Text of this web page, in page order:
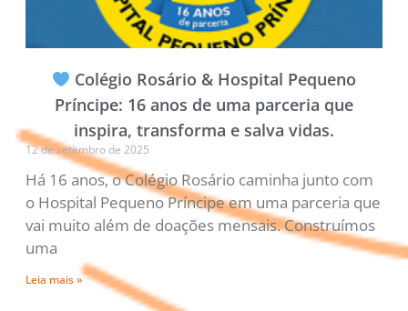
Colégio Rosário & Hospital Pequeno
Príncipe: 16 anos de uma parceria que
inspira, transforma e salva vidas.
12 de setembro de 2025
Há 16 anos, o Colégio Rosário caminha junto com
o Hospital Pequeno Príncipe em uma parceria que
vai muito além de doações mensais. Construímos
uma
Leia mais »